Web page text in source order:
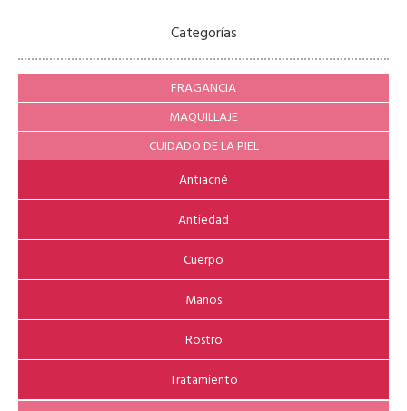
Categorías
FRAGANCIA
MAQUILLAJE
CUIDADO DE LA PIEL
Antiacné
Antiedad
Cuerpo
Manos
Rostro
Tratamiento